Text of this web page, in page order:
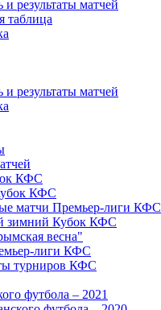
и результаты матчей
таблица
и результаты матчей
КФС
КФС
матчи Премьер-лиги КФС
зимний Кубок КФС
весна"
лиги КФС
турниров КФС
футбола – 2021